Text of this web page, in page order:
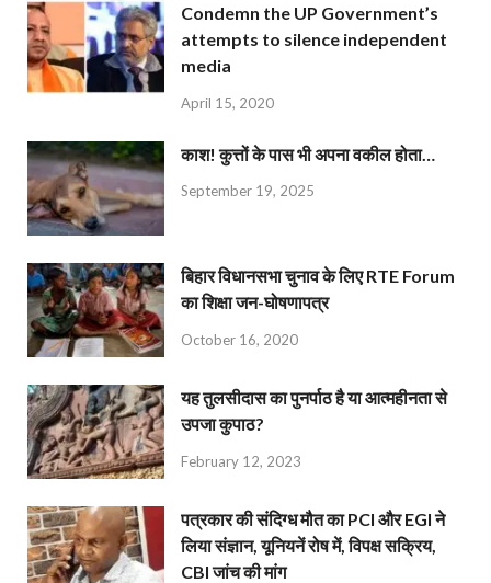
Condemn the UP Government’s
attempts to silence independent
media
April 15, 2020
काश! कुत्तों के पास भी अपना वकील होता…
September 19, 2025
बिहार विधानसभा चुनाव के लिए RTE Forum
का शिक्षा जन-घोषणापत्र
October 16, 2020
यह तुलसीदास का पुनर्पाठ है या आत्महीनता से
उपजा कुपाठ?
February 12, 2023
पत्रकार की संदिग्ध मौत का PCI और EGI ने
लिया संज्ञान, यूनियनें रोष में, विपक्ष सक्रिय,
CBI जांच की मांग